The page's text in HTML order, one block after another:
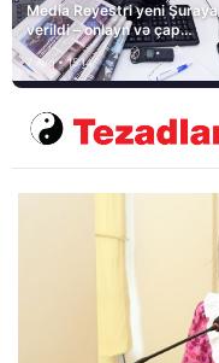
Media Reyestri yeni Şuraya
verildi – onlayn və çap
mediasını nə gözləyir?
7 Avq • 15:14